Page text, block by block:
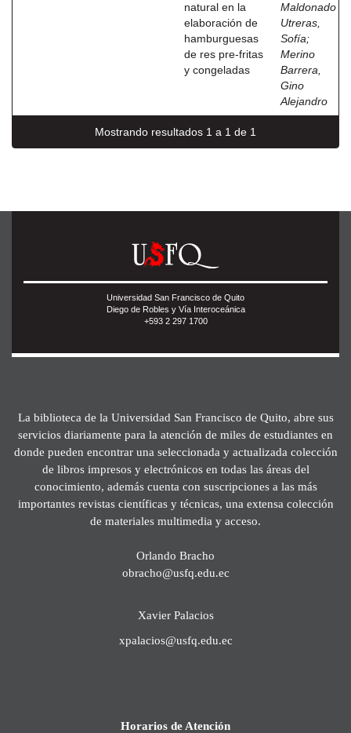
natural en la
elaboración de
hamburguesas
de res pre-fritas
y congeladas
Maldonado
Utreras,
Sofía;
Merino
Barrera,
Gino
Alejandro
Mostrando resultados 1 a 1 de 1
Universidad San Francisco de Quito
Diego de Robles y Vía Interoceánica
+593 2 297 1700
La biblioteca de la Universidad San Francisco de Quito, abre sus
servicios diariamente para la atención de miles de estudiantes en
donde pueden encontrar una seleccionada y actualizada colección
de libros impresos y electrónicos en todas las áreas del
conocimiento, además cuenta con suscripciones a las más
importantes revistas científicas y técnicas, una extensa colección
de materiales multimedia y acceso.
Orlando Bracho
obracho@usfq.edu.ec
Xavier Palacios
xpalacios@usfq.edu.ec
Horarios de Atención